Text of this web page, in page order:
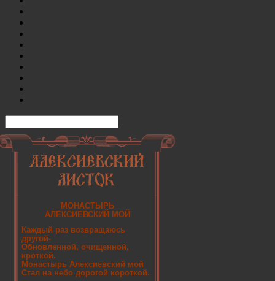
МОНАСТЫРЬ
АЛЕКСИЕВСКИЙ МОЙ
Каждый раз возвращаюсь
другой-
Обновленной, очищенной,
кроткой.
Монастырь Алексиевский мой
Стал на небо дорогой короткой.